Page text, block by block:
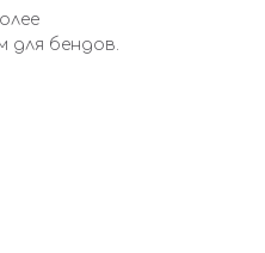
для бендов.